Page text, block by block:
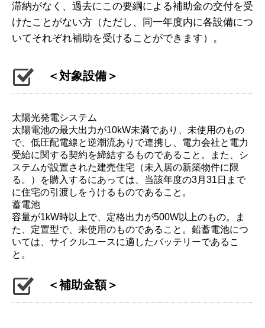
滞納がなく、過去にこの要綱による補助金の交付を受
けたことがない方（ただし、同一年度内に各設備につ
いてそれぞれ補助を受けることができます）。
＜対象設備＞
太陽光発電システム
太陽電池の最大出力が10kW未満であり、未使用のもの
で、低圧配電線と逆潮流ありで連携し、電力会社と電力
受給に関する契約を締結するものであること。また、シ
ステムが設置された建売住宅（未入居の新築物件に限
る。）を購入するにあっては、当該年度の3月31日まで
に住宅の引渡しをうけるものであること。
蓄電池
容量が1kW時以上で、定格出力が500W以上のもの。ま
た、定置型で、未使用のものであること。鉛蓄電池につ
いては、サイクルユースに適したバッテリーであるこ
と。
＜補助金額＞